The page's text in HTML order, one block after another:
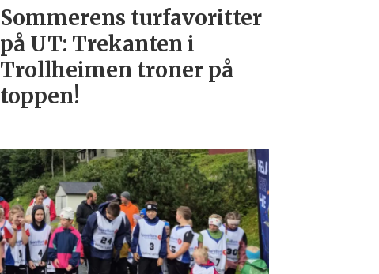
Sommerens turfavoritter
på UT: Trekanten i
Trollheimen troner på
toppen!